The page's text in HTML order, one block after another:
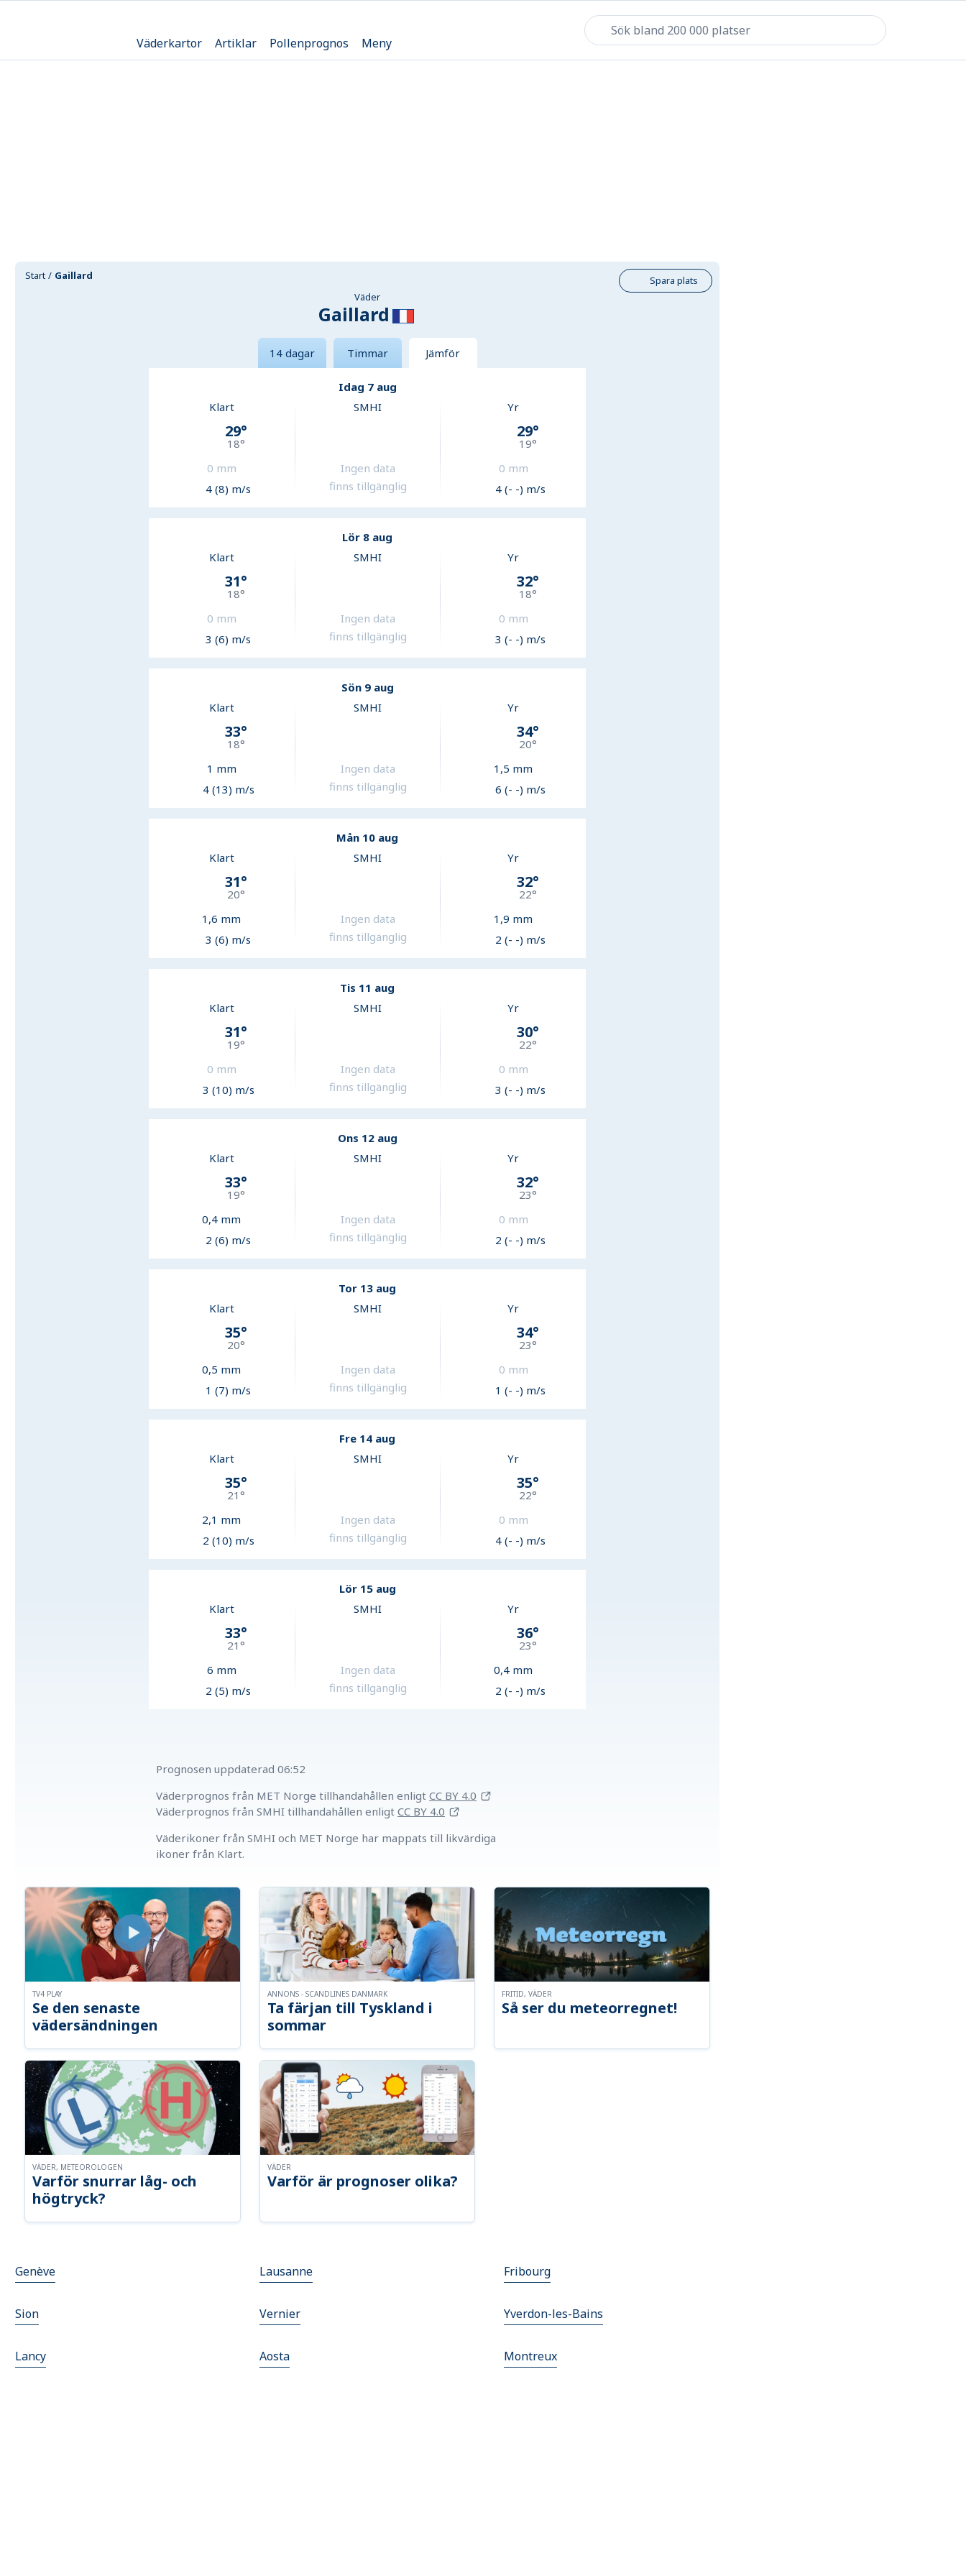
Väderkartor Artiklar Pollenprognos Meny
Start Gaillard
Spara plats
Väder
Gaillard
14 dagar Timmar Jämför
Idag 7 aug
Klart
29°
18°
0 mm
4 (8) m/s
SMHI
Ingen data
finns tillgänglig
Yr
29°
19°
0 mm
4 (- -) m/s
Lör 8 aug
Klart
31°
18°
0 mm
3 (6) m/s
SMHI
Ingen data
finns tillgänglig
Yr
32°
18°
0 mm
3 (- -) m/s
Sön 9 aug
Klart
33°
18°
1 mm
4 (13) m/s
SMHI
Ingen data
finns tillgänglig
Yr
34°
20°
1,5 mm
6 (- -) m/s
Mån 10 aug
Klart
31°
20°
1,6 mm
3 (6) m/s
SMHI
Ingen data
finns tillgänglig
Yr
32°
22°
1,9 mm
2 (- -) m/s
Tis 11 aug
Klart
31°
19°
0 mm
3 (10) m/s
SMHI
Ingen data
finns tillgänglig
Yr
30°
22°
0 mm
3 (- -) m/s
Ons 12 aug
Klart
33°
19°
0,4 mm
2 (6) m/s
SMHI
Ingen data
finns tillgänglig
Yr
32°
23°
0 mm
2 (- -) m/s
Tor 13 aug
Klart
35°
20°
0,5 mm
1 (7) m/s
SMHI
Ingen data
finns tillgänglig
Yr
34°
23°
0 mm
1 (- -) m/s
Fre 14 aug
Klart
35°
21 °
2,1 mm
2 (10) m/s
SMHI
Ingen data
finns tillgänglig
Yr
35°
22°
0 mm
4 (- -) m/s
Lör 15 aug
Klart
33°
21 °
6 mm
2 (5) m/s
SMHI
Ingen data
finns tillgänglig
Yr
36°
23°
0,4 mm
2 (- -) m/s
Prognosen uppdaterad 06:52
Väderprognos från MET Norge tillhandahållen enligt CC BY 4.0
Väderprognos från SMHI tillhandahållen enligt CC BY 4.0
Väderikoner från SMHI och MET Norge har mappats till likvärdiga
ikoner från Klart.
Se den senaste
vädersändningen
TV4 PLAY
Ta färjan till Tyskland i
sommar
ANNONS - SCANDLINES DANMARK
Så ser du meteorregnet!
FRITID, VÄDER
Varför snurrar låg- och
högtryck?
VÄDER, METEOROLOGEN
Varför är prognoser olika?
VÄDER
Genève Lausanne Fribourg
Sion Vernier Yverdon-les-Bains
Lancy Aosta Montreux